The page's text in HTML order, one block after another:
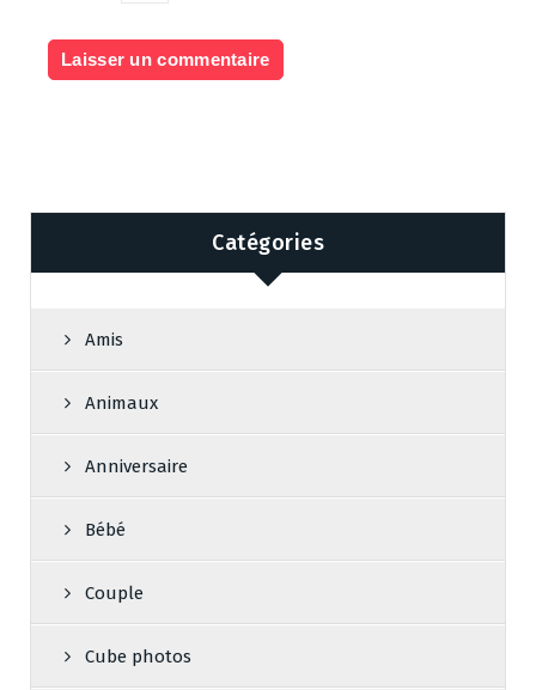
Catégories
Amis
Animaux
Anniversaire
Bébé
Couple
Cube photos